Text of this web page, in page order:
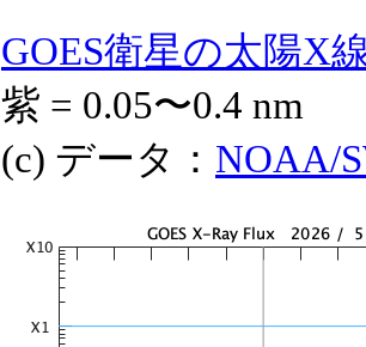
GOES衛星の太陽X
紫 = 0.05〜0.4 nm
(c) データ： NOAA/